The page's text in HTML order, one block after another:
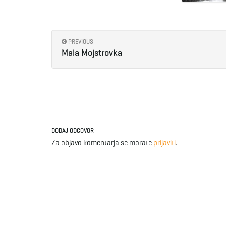
PREVIOUS
Mala Mojstrovka
DODAJ ODGOVOR
Za objavo komentarja se morate prijaviti.